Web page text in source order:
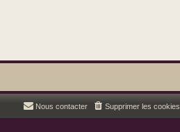
Supprimer les cookies
Nous contacter